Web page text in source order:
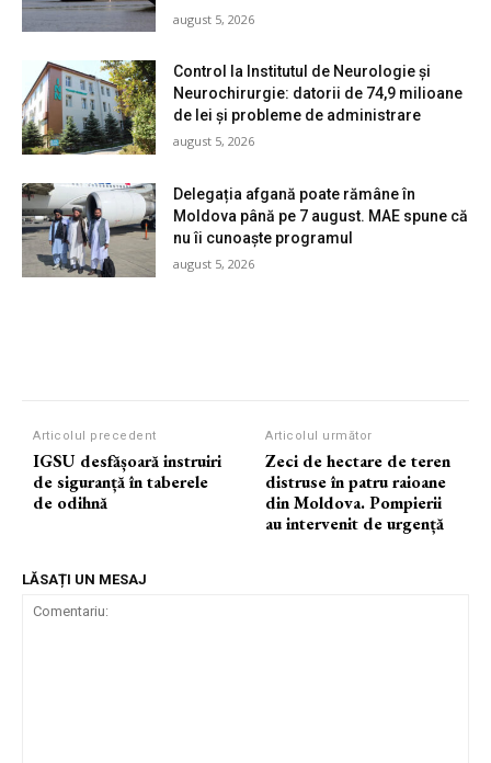
august 5, 2026
Control la Institutul de Neurologie și
Neurochirurgie: datorii de 74,9 milioane
de lei și probleme de administrare
august 5, 2026
Delegația afgană poate rămâne în
Moldova până pe 7 august. MAE spune că
nu îi cunoaște programul
august 5, 2026
Articolul precedent
IGSU desfășoară instruiri
de siguranță în taberele
de odihnă
Articolul următor
Zeci de hectare de teren
distruse în patru raioane
din Moldova. Pompierii
au intervenit de urgență
LĂSAȚI UN MESAJ